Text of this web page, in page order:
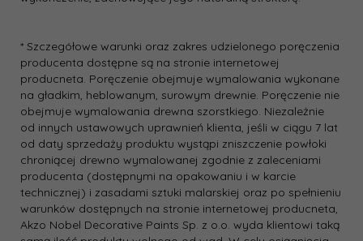
* Szczegółowe warunki oraz zakres udzielonego poręczenia
producenta dostępne są na stronie internetowej
producneta. Poręczenie obejmuje wymalowania wykonane
na gładkim, heblowanym, surowym drewnie. Poręczenie nie
obejmuje wymalowania drewna szorstkiego. Niezależnie
od innych ustawowych uprawnień klienta, jeśli w ciągu 7 lat
od daty sprzedaży produktu wystąpi zniszczenie powłoki
chroniącej drewno wymalowanej zgodnie z zaleceniami
producenta (dostępnymi na opakowaniu i w karcie
technicznej) i zasadami sztuki malarskiej oraz po spełnieniu
warunków dostępnych na stronie internetowej producneta,
Akzo Nobel Decorative Paints Sp. z o.o. wyda klientowi taką